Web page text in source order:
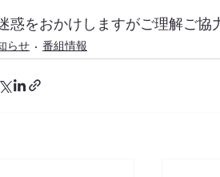
惑をおかけしますがご理解ご協
らせ 番組情報